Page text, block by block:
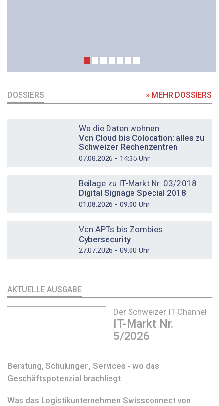
DOSSIERS » MEHR DOSSIERS
Wo die Daten wohnen
Von Cloud bis Colocation: alles zu
Schweizer Rechenzentren
07.08.2026 - 14:35 Uhr
Beilage zu IT-Markt Nr. 03/2018
Digital Signage Special 2018
01.08.2026 - 09:00 Uhr
Von APTs bis Zombies
Cybersecurity
27.07.2026 - 09:00 Uhr
AKTUELLE AUSGABE
Der Schweizer IT-Channel
IT-Markt Nr.
5/2026
Beratung, Schulungen, Services - wo das
Geschäftspotenzial brachliegt
Was das Logistikunternehmen Swissconnect von